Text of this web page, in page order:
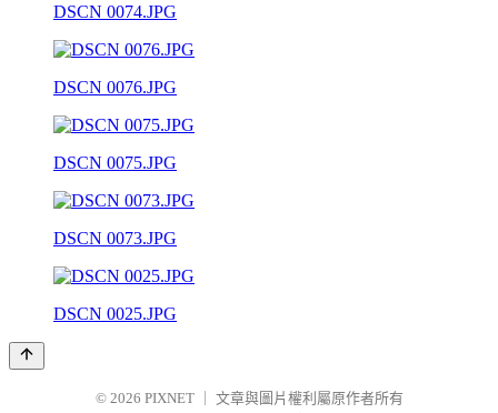
DSCN 0074.JPG
DSCN 0076.JPG
DSCN 0075.JPG
DSCN 0073.JPG
DSCN 0025.JPG
© 2026 PIXNET
文章與圖片權利屬原作者所有